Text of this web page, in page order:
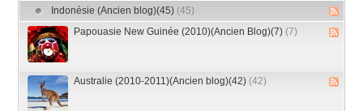
Indonésie (Ancien blog)(45) (45)
Papouasie New Guinée (2010)(Ancien Blog)(7) (7)
Australie (2010-2011)(Ancien blog)(42) (42)